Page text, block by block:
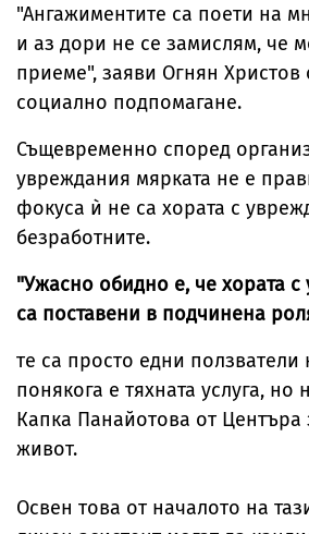
"Ангажиментите са поети на
и аз дори не се замислям, че
приеме", заяви Огнян Христов
социално подпомагане.
Същевременно според
увреждания мярката не е
фокуса ѝ не са хората с
безработните.
"Ужасно обидно е, че хората
са поставени в подчинена
те са просто едни ползватели
понякога е тяхната услуга, но
Капка Панайотова от Центъра
живот.
Освен това от началото на